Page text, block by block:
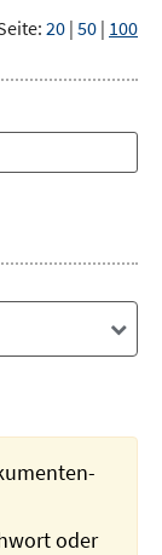
20 | 50 | 100
oder